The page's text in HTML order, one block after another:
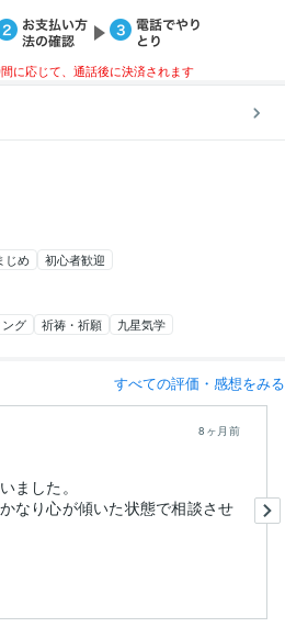
に応じて、通話後に決済されます
じめ 初心者歓迎
グ 祈祷・祈願 九星気学
すべての評価・感想をみる
8ヶ月前
ました。
なり心が傾いた状態で相談させ